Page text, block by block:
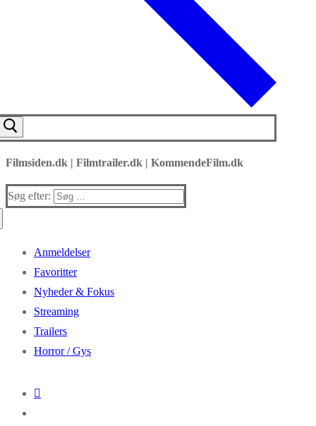
Filmsiden.dk | Filmtrailer.dk | KommendeFilm.dk
Søg efter:
Anmeldelser
Favoritter
Nyheder & Fokus
Streaming
Trailers
Horror / Gys